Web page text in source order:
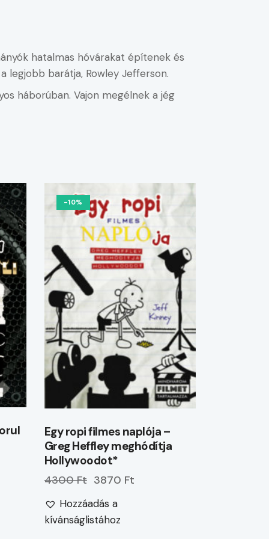
hatalmas hóvárakat építenek és
legjobb barátja, Rowley Jefferson.
háborúban. Vajon megélnek a jég
-10%
Egy ropi filmes naplója –
Greg Heffley meghódítja
Hollywoodot*
4300 Ft 3870 Ft
Hozzáadás a
kívánságlistához